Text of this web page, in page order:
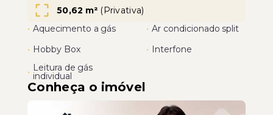
50,62 m² (Privativa)
• Aquecimento a gás • Ar condicionado split
• Hobby Box • Interfone
• Leitura de gás
individual
Conheça o imóvel